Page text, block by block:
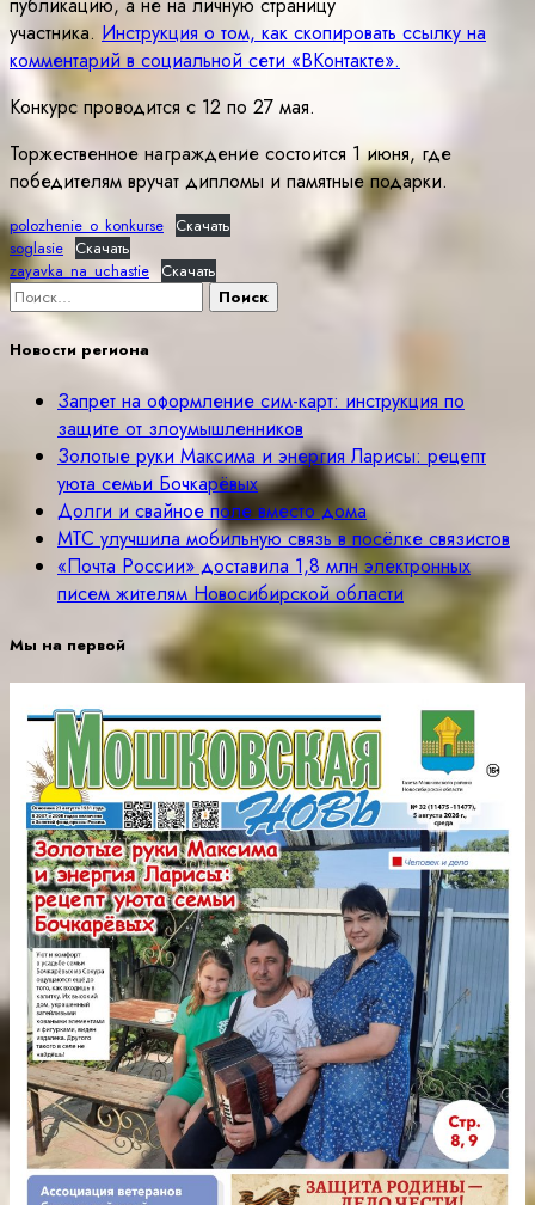
участника. Инструкция о том, как скопировать ссылку на
комментарий в социальной сети «ВКонтакте».
Конкурс проводится с 12 по 27 мая.
Торжественное награждение состоится 1 июня, где
победителям вручат дипломы и памятные подарки.
polozhenie_o_konkurse Скачать
soglasie Скачать
zayavka_na_uchastie Скачать
Найти:
Новости региона
Запрет на оформление сим-карт: инструкция по
защите от злоумышленников
Золотые руки Максима и энергия Ларисы: рецепт
уюта семьи Бочкарёвых
Долги и свайное поле вместо дома
МТС улучшила мобильную связь в посёлке связистов
«Почта России» доставила 1,8 млн электронных
писем жителям Новосибирской области
Мы на первой